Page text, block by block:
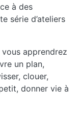
à des
série d’ateliers
apprendrez
un plan,
clouer,
donner vie à